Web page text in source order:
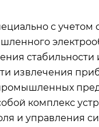
с учетом
стабильности
извлечения
комплекс
и управления